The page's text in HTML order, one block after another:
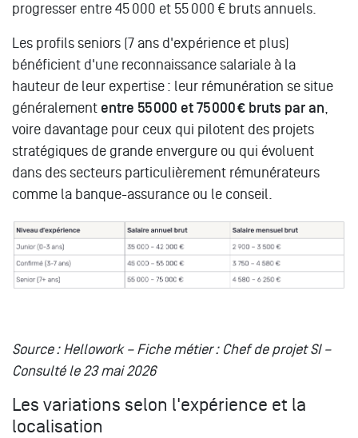
progresser entre 45 000 et 55 000 € bruts annuels.
Les profils seniors (7 ans d'expérience et plus)
bénéficient d'une reconnaissance salariale à la
hauteur de leur expertise : leur rémunération se situe
généralement entre 55 000 et 75 000 € bruts par an,
voire davantage pour ceux qui pilotent des projets
stratégiques de grande envergure ou qui évoluent
dans des secteurs particulièrement rémunérateurs
comme la banque-assurance ou le conseil.
Source : Hellowork – Fiche métier : Chef de projet SI –
Consulté le 23 mai 2026
Les variations selon l'expérience et la
localisation